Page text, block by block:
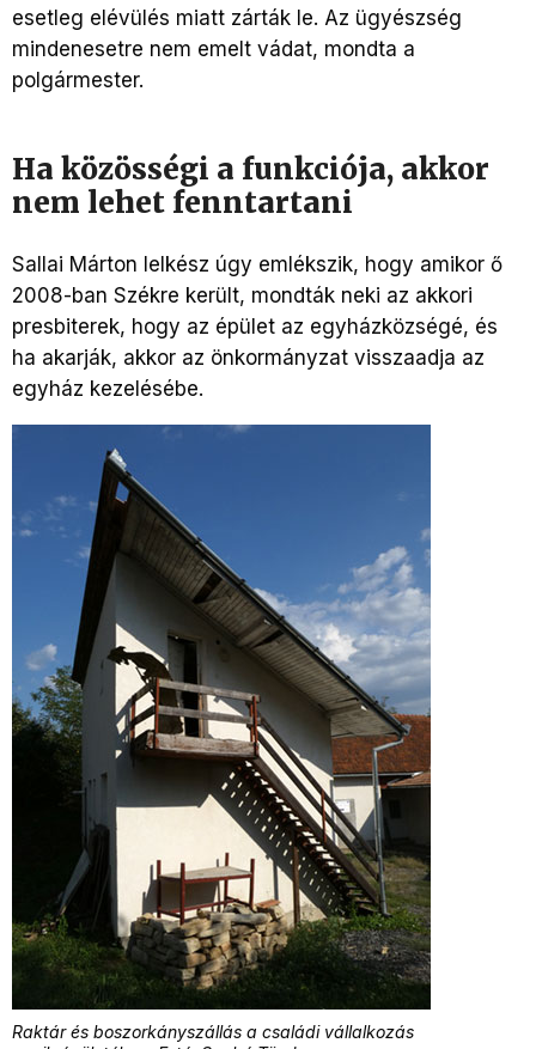
esetleg elévülés miatt zárták le. Az ügyészség
mindenesetre nem emelt vádat, mondta a
polgármester.
Ha közösségi a funkciója, akkor
nem lehet fenntartani
Sallai Márton lelkész úgy emlékszik, hogy amikor ő
2008-ban Székre került, mondták neki az akkori
presbiterek, hogy az épület az egyházközségé, és
ha akarják, akkor az önkormányzat visszaadja az
egyház kezelésébe.
Raktár és boszorkányszállás a családi vállalkozás